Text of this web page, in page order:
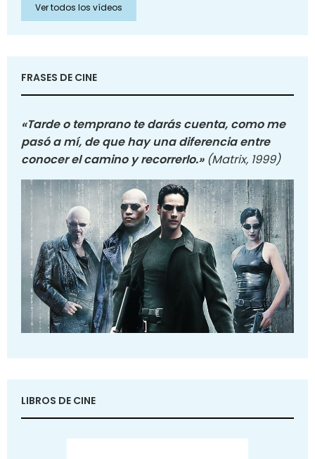
Ver todos los vídeos
FRASES DE CINE
«Tarde o temprano te darás cuenta, como me
pasó a mí, de que hay una diferencia entre
conocer el camino y recorrerlo.» (Matrix, 1999)
LIBROS DE CINE